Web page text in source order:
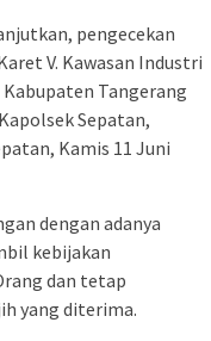
pengecekan
V. Kawasan Industri
Tangerang
Sepatan,
Kamis 11 Juni
dengan adanya
kebijakan
dan tetap
yang diterima.